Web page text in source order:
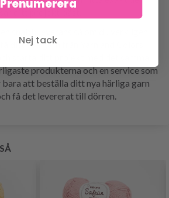
ditt projekt bäst.
snabb leverans så om du verkligen
ditt nya garn från Yarn and Colors
starta ditt projekt med det samma.
produkterna och en service som
bara att beställa ditt nya härliga garn
få det levererat till dörren.
Prenumerera
Nej tack